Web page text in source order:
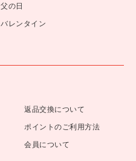
父の日
バレンタイン
返品交換について
ポイントのご利用方法
会員について